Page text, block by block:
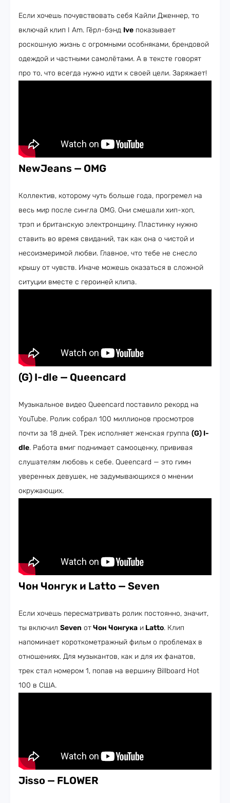
Если хочешь почувствовать себя Кайли Дженнер, то
включай клип I Am. Гёрл-бэнд Ive показывает
роскошную жизнь с огромными особняками, брендовой
одеждой и частными самолётами. А в тексте говорят
про то, что всегда нужно идти к своей цели. Заряжает!
NewJeans — OMG
Коллектив, которому чуть больше года, прогремел на
весь мир после сингла OMG. Они смешали хип-хоп,
трэп и британскую электронщину. Пластинку нужно
ставить во время свиданий, так как она о чистой и
несоизмеримой любви. Главное, что тебе не снесло
крышу от чувств. Иначе можешь оказаться в сложной
ситуции вместе с героиней клипа.
(G) I-dle — Queencard
Музыкальное видео Queencard поставило рекорд на
YouTube. Ролик собрал 100 миллионов просмотров
почти за 18 дней. Трек исполняет женская группа (G) I-
dle. Работа вмиг поднимает самооценку, прививая
слушателям любовь к себе. Queencard — это гимн
уверенных девушек, не задумывающихся о мнении
окружающих.
Чон Чонгук и Latto — Seven
Если хочешь пересматривать ролик постоянно, значит,
ты включил Seven отЧон Чонгука и Latto. Клип
напоминает короткометражный фильм о проблемах в
отношениях. Для музыкантов, как и для их фанатов,
трек стал номером 1, попав на вершину Billboard Hot
100 в США.
Jisso — FLOWER